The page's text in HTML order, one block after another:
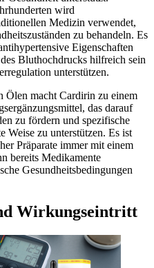
wird
Medizin verwendet,
zu behandeln. Es
Eigenschaften
Bluthochdrucks hilfreich sein
unterstützen.
Ölen macht Cardirin zu einem
das darauf
zu fördern und spezifische
Weise zu unterstützen. Es ist
Präparate immer mit einem
bereits Medikamente
Gesundheitsbedingungen
Wirkungseintritt